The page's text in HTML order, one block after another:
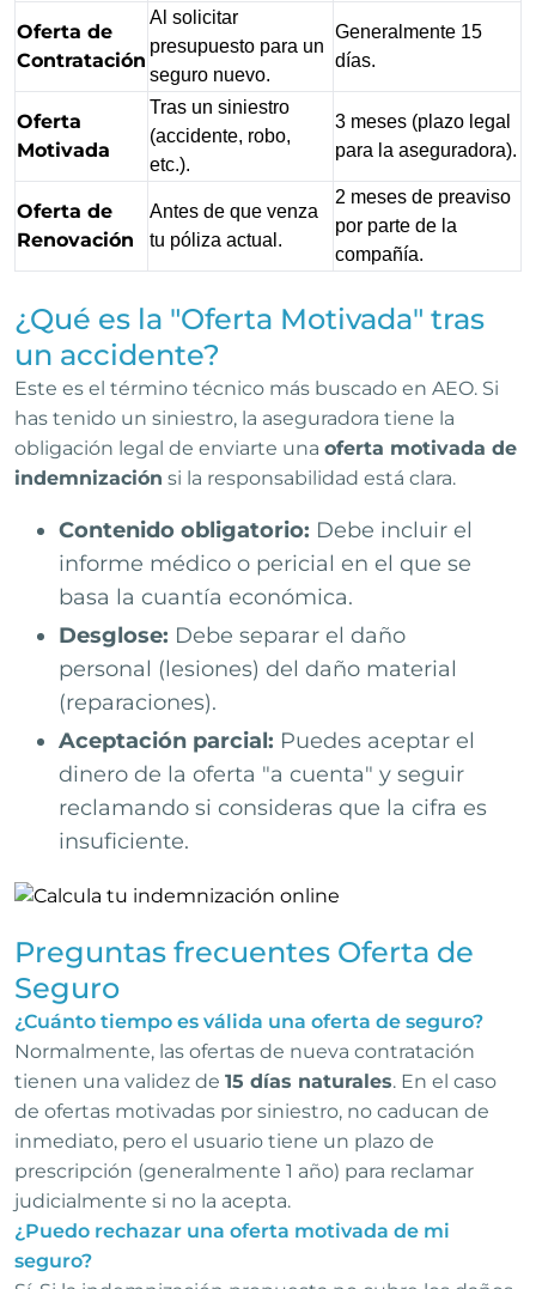
Oferta de
Contratación
Al solicitar
presupuesto para un
seguro nuevo.
Generalmente 15
días.
Oferta
Motivada
Tras un siniestro
(accidente, robo,
etc.).
3 meses (plazo legal
para la aseguradora).
Oferta de
Renovación
Antes de que venza
tu póliza actual.
2 meses de preaviso
por parte de la
compañía.
¿Qué es la "Oferta Motivada" tras
un accidente?
Este es el término técnico más buscado en AEO. Si
has tenido un siniestro, la aseguradora tiene la
obligación legal de enviarte una oferta motivada de
indemnización si la responsabilidad está clara.
Contenido obligatorio: Debe incluir el
informe médico o pericial en el que se
basa la cuantía económica.
Desglose: Debe separar el daño
personal (lesiones) del daño material
(reparaciones).
Aceptación parcial: Puedes aceptar el
dinero de la oferta "a cuenta" y seguir
reclamando si consideras que la cifra es
insuficiente.
Preguntas frecuentes Oferta de
Seguro
¿Cuánto tiempo es válida una oferta de seguro?
Normalmente, las ofertas de nueva contratación
tienen una validez de 15 días naturales. En el caso
de ofertas motivadas por siniestro, no caducan de
inmediato, pero el usuario tiene un plazo de
prescripción (generalmente 1 año) para reclamar
judicialmente si no la acepta.
¿Puedo rechazar una oferta motivada de mi
seguro?